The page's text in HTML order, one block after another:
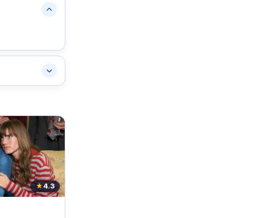
★4.3